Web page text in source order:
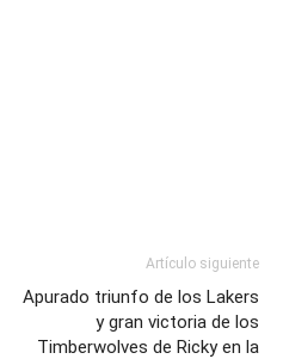
Artículo siguiente
Apurado triunfo de los Lakers
y gran victoria de los
Timberwolves de Ricky en la